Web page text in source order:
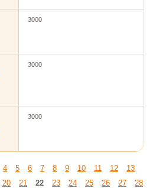
3000
3000
3000
4 5 6 7 8 9 10 11 12
13
20 21 22 23 24 25 26 27
28